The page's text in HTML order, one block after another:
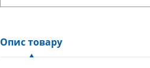
Опис товару